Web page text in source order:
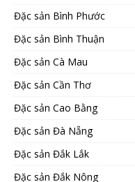
Đặc sản Bình Phước
Đặc sản Bình Thuận
Đặc sản Cà Mau
Đặc sản Cần Thơ
Đặc sản Cao Bằng
Đặc sản Đà Nẵng
Đặc sản Đắk Lắk
Đặc sản Đắk Nông